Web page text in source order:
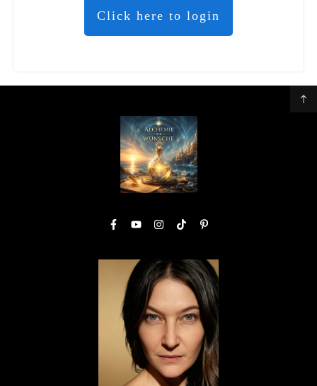
Click here to login